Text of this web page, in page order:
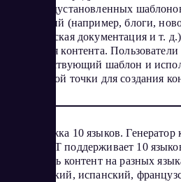
100 предустановленных
категорий (например, блоги,
техническая документация и т.
создания контента.
соответствующий шаблон и
отправной точки для создания
Поддержка 10 языков. Генератор
RоbоGPT поддерживает 10
создавать контент на разных
английский, испанский,